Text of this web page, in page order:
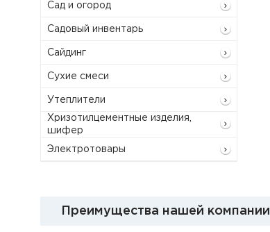
Сад и огород
Садовый инвентарь
Сайдинг
Сухие смеси
Утеплители
Хризотилцементные изделия,
шифер
Электротовары
Преимущества нашей компании